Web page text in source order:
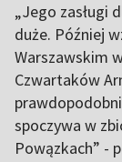
„Jego zasługi
duże. Później
Warszawskim
Czwartaków
spoczywa w
Powązkach” -